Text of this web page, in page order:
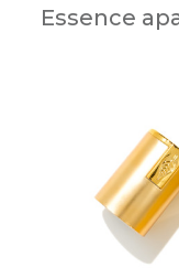
Essence